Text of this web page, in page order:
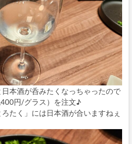
日本酒が呑みたくなっちゃったので
円/グラス）を注文♪
たく」には日本酒が合いますねぇ